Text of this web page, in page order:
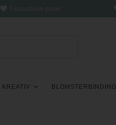
KREATIV BLOMSTERBINDING